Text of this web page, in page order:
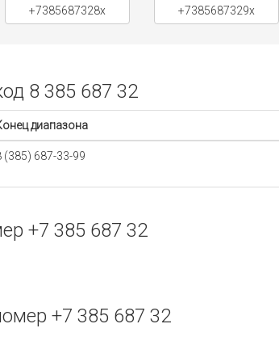
+7385687328x +7385687329x
8 385 687 32
диапазона
(385) 687-33-99
+7 385 687 32
+7 385 687 32